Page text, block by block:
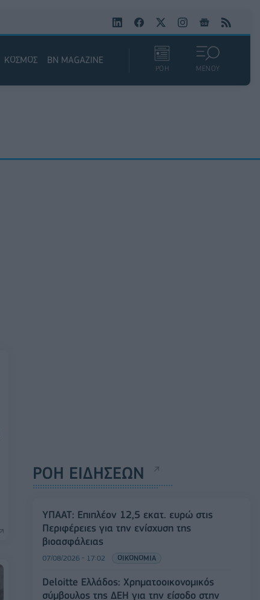
ΚΟΣΜΟΣ BN MAGAZINE
ΡΟΗ ΜΕΝΟΥ
ΡΟΗ ΕΙΔΗΣΕΩΝ
ΥΠΑΑΤ: Επιπλέον 12,5 εκατ. ευρώ στις
Περιφέρειες για την ενίσχυση της
βιοασφάλειας
07/08/2026 - 17:02 ΟΙΚΟΝΟΜΙΑ
Deloitte Ελλάδος: Χρηματοοικονομικός
σύμβουλος της ΔΕΗ για την είσοδο στην